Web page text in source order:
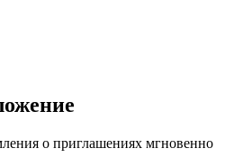
о приглашениях мгновенно